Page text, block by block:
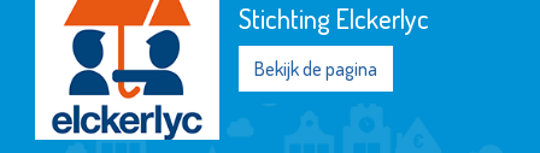
Stichting Elckerlyc
Bekijk de pagina